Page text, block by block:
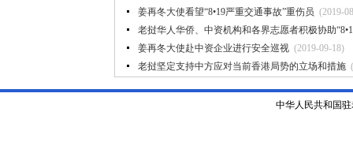
姜再冬大使看望“8•19严重交通事故”重伤员 (2019-
老挝华人华侨、中资机构和各界志愿者积极协助
姜再冬大使赴中资企业进行安全巡视 (2019-09-18)
老挝坚定支持中方应对当前香港局势的立场和措施
中华人民共和国